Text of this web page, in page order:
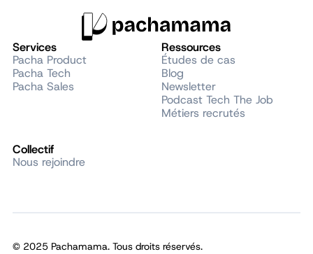
Services
Pacha Product
Pacha Tech
Pacha Sales
Ressources
Études de cas
Blog
Newsletter
Podcast Tech The Job
Métiers recrutés
Collectif
Nous rejoindre
© 2025 Pachamama. Tous droits réservés.